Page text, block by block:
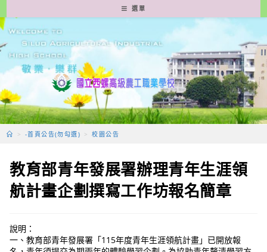
轉
至
要
容
選單
> -首頁公告(勿勾選) > 校園公告
教育部青年發展署辦理青年生涯領
航計畫企劃撰寫工作坊報名簡章
說明：
一、教育部青年發展署「115年度青年生涯領航計畫」已開放報